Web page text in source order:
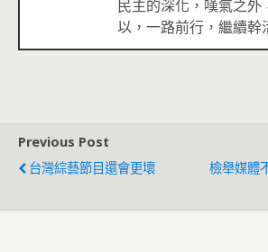
民主的深化，嘆氣之外
以，一路前行，繼續幹
Previous Post
台灣綜藝節目還會更壞
檢舉媒體